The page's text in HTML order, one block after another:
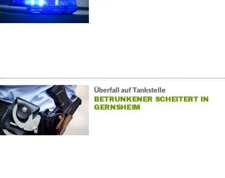
Überfall auf Tankstelle
BETRUNKENER SCHEITERT IN
GERNSHEIM